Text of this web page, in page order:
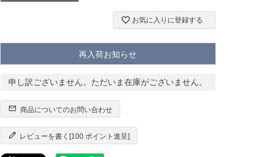
お気に入りに登録する
再入荷お知らせ
申し訳ございません。ただいま在庫がございません。
商品についてのお問い合わせ
レビューを書く[100 ポイント進呈]